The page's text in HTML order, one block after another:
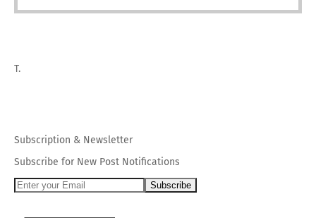
T.
Subscription & Newsletter
Subscribe for New Post Notifications